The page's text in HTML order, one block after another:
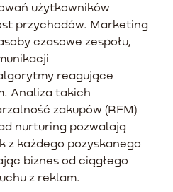
użytkowników
przychodów. Marketing
czasowe zespołu,
reagujące
Analiza takich
zakupów (RFM)
nurturing pozwalają
z każdego pozyskanego
biznes od ciągłego
z reklam.